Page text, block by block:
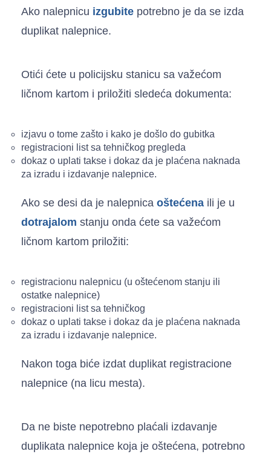
Ako nalepnicu izgubite potrebno je da se izda
duplikat nalepnice.
Otići ćete u policijsku stanicu sa važećom
ličnom kartom i priložiti sledeća dokumenta:
izjavu o tome zašto i kako je došlo do gubitka
registracioni list sa tehničkog pregleda
dokaz o uplati takse i dokaz da je plaćena naknada
za izradu i izdavanje nalepnice.
Ako se desi da je nalepnica oštećena ili je u
dotrajalom stanju onda ćete sa važećom
ličnom kartom priložiti:
registracionu nalepnicu (u oštećenom stanju ili
ostatke nalepnice)
registracioni list sa tehničkog
dokaz o uplati takse i dokaz da je plaćena naknada
za izradu i izdavanje nalepnice.
Nakon toga biće izdat duplikat registracione
nalepnice (na licu mesta).
Da ne biste nepotrebno plaćali izdavanje
duplikata nalepnice koja je oštećena, potrebno